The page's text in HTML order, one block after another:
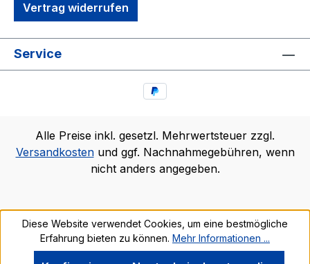
Vertrag widerrufen
Service
Alle Preise inkl. gesetzl. Mehrwertsteuer zzgl.
Versandkostenund ggf. Nachnahmegebühren, wenn
nicht anders angegeben.
Diese Website verwendet Cookies, um eine bestmögliche
Erfahrung bieten zu können. Mehr Informationen ...